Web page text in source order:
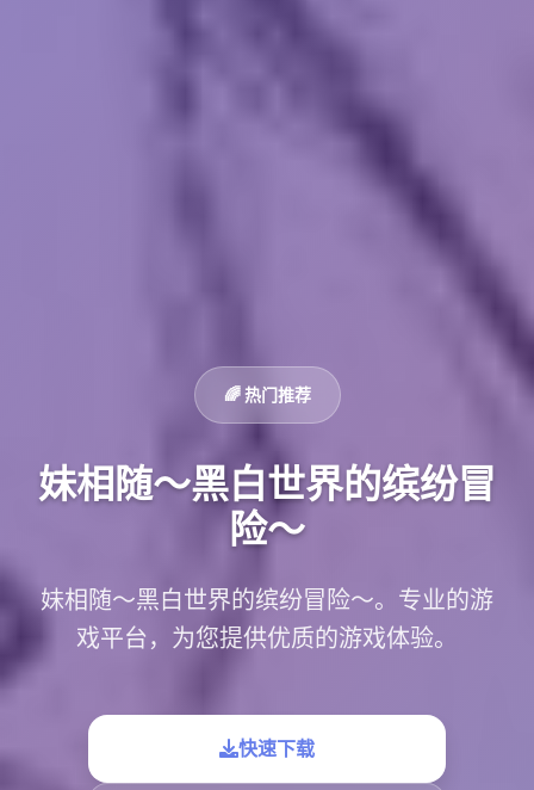
🌈 热门推荐
妹相随～黑白世界的缤纷冒
险～
妹相随～黑白世界的缤纷冒险～。专业的游
戏平台，为您提供优质的游戏体验。
快速下载